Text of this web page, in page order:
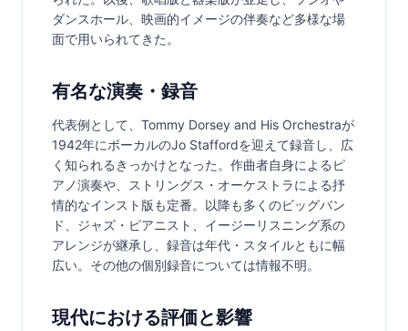
ダンスホール、映画的イメージの伴奏など多様な場
面で用いられてきた。
有名な演奏・録音
代表例として、Tommy Dorsey and His Orchestraが
1942年にボーカルのJo Staffordを迎えて録音し、広
く知られるきっかけとなった。作曲者自身によるピ
アノ演奏や、ストリングス・オーケストラによる抒
情的なインスト版も定番。以降も多くのビッグバン
ド、ジャズ・ピアニスト、イージーリスニング系の
アレンジが継承し、録音は年代・スタイルともに幅
広い。その他の個別録音については情報不明。
現代における評価と影響